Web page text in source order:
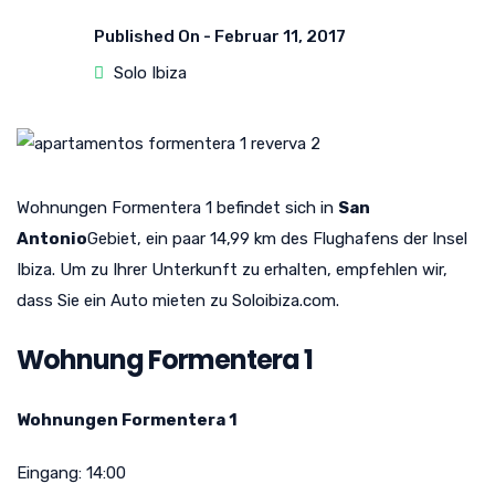
Published On - Februar 11, 2017
Solo Ibiza
Wohnungen Formentera 1 befindet sich in San
AntonioGebiet, ein paar 14,99 km des Flughafens der Insel
Ibiza. Um zu Ihrer Unterkunft zu erhalten, empfehlen wir,
dass Sie ein Auto mieten zu Soloibiza.com.
Wohnung Formentera 1
Wohnungen Formentera 1
Eingang: 14:00